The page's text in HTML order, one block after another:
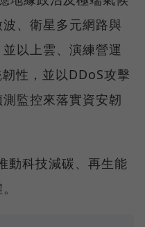
、衛星多元網路與
以上雲、演練營運
性，並以DDoS攻擊
監控來落實資安韌
動科技減碳、再生能